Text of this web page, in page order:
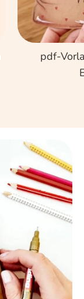
pdf-